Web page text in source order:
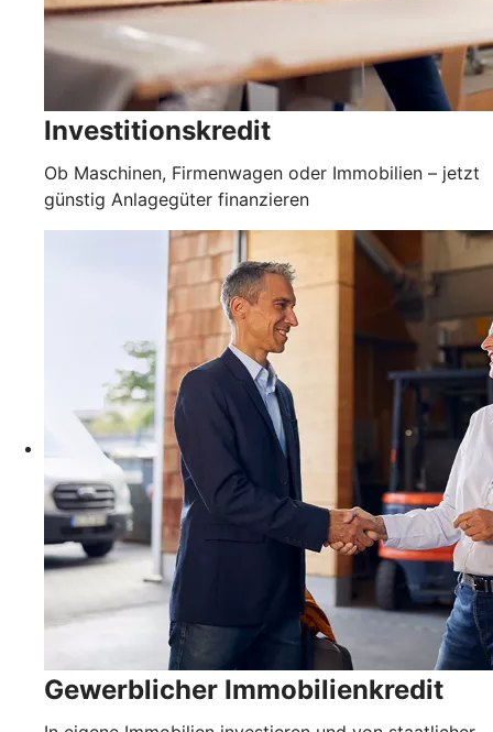
Investitionskredit
Ob Maschinen, Firmenwagen oder Immobilien – jetzt
günstig Anlagegüter finanzieren
Gewerblicher Immobilienkredit